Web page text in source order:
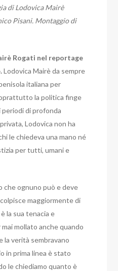
di Lodovica Mairè
Pisani. Montaggio di
Rogati nel reportage
Lodovica Mairè da sempre
italiana per
la politica finge
di profonda
Lodovica non ha
le chiedeva una mano né
per tutti, umani e
che ognuno può e deve
maggiormente di
la sua tenacia e
mollato anche quando
la verità sembravano
in prima linea è stato
le chiediamo quanto è